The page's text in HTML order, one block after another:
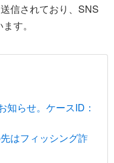
信されており、SNS
す。
知らせ。ケースID：
はフィッシング詐